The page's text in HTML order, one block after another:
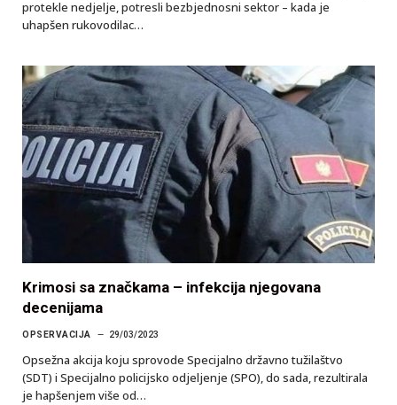
protekle nedjelje, potresli bezbjednosni sektor – kada je
uhapšen rukovodilac…
Krimosi sa značkama – infekcija njegovana
decenijama
OPSERVACIJA 29/03/2023
Opsežna akcija koju sprovode Specijalno državno tužilaštvo
(SDT) i Specijalno policijsko odjeljenje (SPO), do sada, rezultirala
je hapšenjem više od…